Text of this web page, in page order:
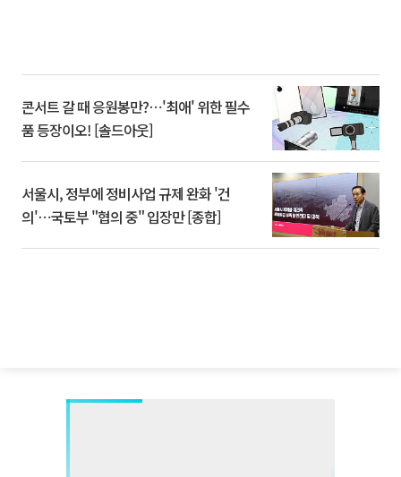
콘서트 갈 때 응원봉만?⋯'최애' 위한 필수
품 등장이오! [솔드아웃]
서울시, 정부에 정비사업 규제 완화 '건
의'⋯국토부 "협의 중" 입장만 [종합]